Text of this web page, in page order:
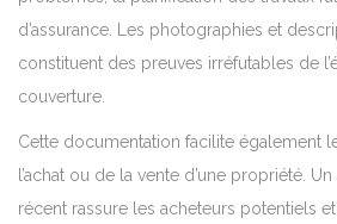
d’assurance. Les photographies et
constituent des preuves irréfutables de
couverture.
Cette documentation facilite également
l’achat ou de la vente d’une propriété.
récent rassure les acheteurs potentiels